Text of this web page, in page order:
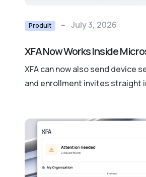
Produit -- July 3, 2026
XFA Now Works Inside
XFA can now also send device
and enrollment invites straight